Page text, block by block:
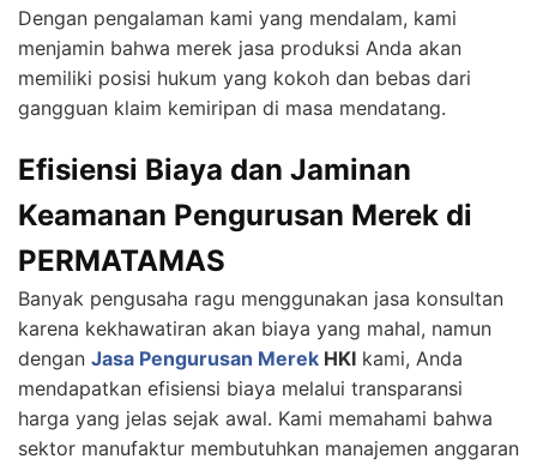
Dengan pengalaman kami yang mendalam, kami
menjamin bahwa merek jasa produksi Anda akan
memiliki posisi hukum yang kokoh dan bebas dari
gangguan klaim kemiripan di masa mendatang.
Efisiensi Biaya dan Jaminan
Keamanan Pengurusan Merek di
PERMATAMAS
Banyak pengusaha ragu menggunakan jasa konsultan
karena kekhawatiran akan biaya yang mahal, namun
dengan Jasa Pengurusan Merek HKI kami, Anda
mendapatkan efisiensi biaya melalui transparansi
harga yang jelas sejak awal. Kami memahami bahwa
sektor manufaktur membutuhkan manajemen anggaran